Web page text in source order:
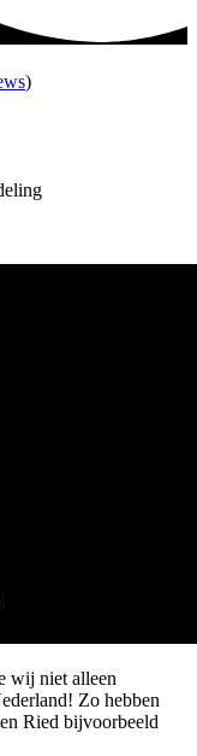
)
wij niet alleen
Zo hebben
Ried bijvoorbeeld